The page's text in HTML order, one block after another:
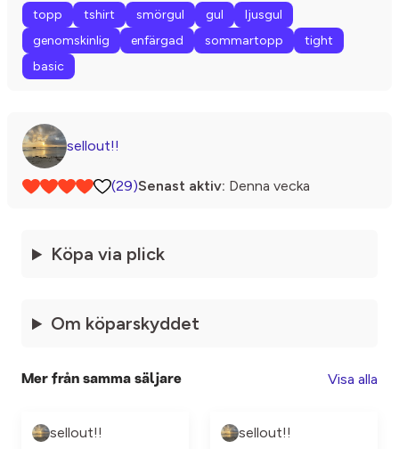
topp tshirt smörgul gul
ljusgul
genomskinlig
enfärgad sommartopp
tight
basic
sellout!!
(29)Senast aktiv: Denna vecka
Köpa via plick
Om köparskyddet
Mer från samma säljare Visa alla
sellout!! sellout!!